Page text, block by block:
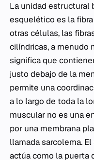
La unidad estructural
esquelético es la
otras células, las
cilíndricas, a menudo
significa que
justo debajo de la
permite una
a lo largo de toda la
muscular no es una
por una membrana
llamada sarcolema.
actúa como la puerta